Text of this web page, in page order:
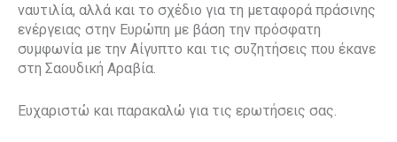
ναυτιλία, αλλά και το σχέδιο για τη μεταφορά πράσινης
ενέργειας στην Ευρώπη με βάση την πρόσφατη
συμφωνία με την Αίγυπτο και τις συζητήσεις που έκανε
στη Σαουδική Αραβία.
Ευχαριστώ και παρακαλώ για τις ερωτήσεις σας.